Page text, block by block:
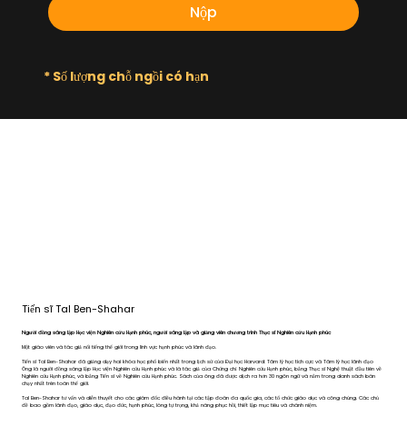
Nộp
* Số lượng chỗ ngồi có hạn
Tiến sĩ Tal Ben-Shahar
Người đồng sáng lập Học viện Nghiên cứu Hạnh phúc, người sáng lập và giảng viên chương trình Thạc sĩ Nghiên cứu Hạnh phúc
Một giáo viên và tác giả nổi tiếng thế giới trong lĩnh vực hạnh phúc và lãnh đạo.
Tiến sĩ Tal Ben-Shahar đã giảng dạy hai khóa học phổ biến nhất trong lịch sử của Đại học Harvard: Tâm lý học tích cực và Tâm lý học lãnh đạo
Ông là người đồng sáng lập Học viện Nghiên cứu Hạnh phúc và là tác giả của Chứng chỉ Nghiên cứu Hạnh phúc, bằng Thạc sĩ Nghệ thuật đầu tiên về
Nghiên cứu Hạnh phúc, và bằng Tiến sĩ về Nghiên cứu Hạnh phúc. Sách của ông đã được dịch ra hơn 30 ngôn ngữ và nằm trong danh sách bán
chạy nhất trên toàn thế giới.
Tal Ben-Shahar tư vấn và diễn thuyết cho các giám đốc điều hành tại các tập đoàn đa quốc gia, các tổ chức giáo dục và công chúng. Các chủ
đề bao gồm lãnh đạo, giáo dục, đạo đức, hạnh phúc, lòng tự trọng, khả năng phục hồi, thiết lập mục tiêu và chánh niệm.